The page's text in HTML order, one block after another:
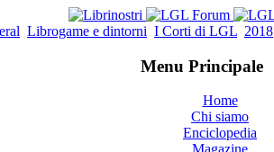
Librogame e dintorni I Corti di LGL 2018
Menu Principale
Home
Chi siamo
Enciclopedia